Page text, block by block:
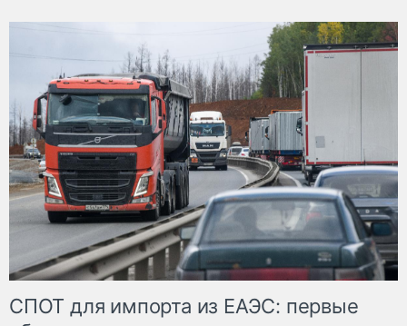
СПОТ для импорта из ЕАЭС: первые